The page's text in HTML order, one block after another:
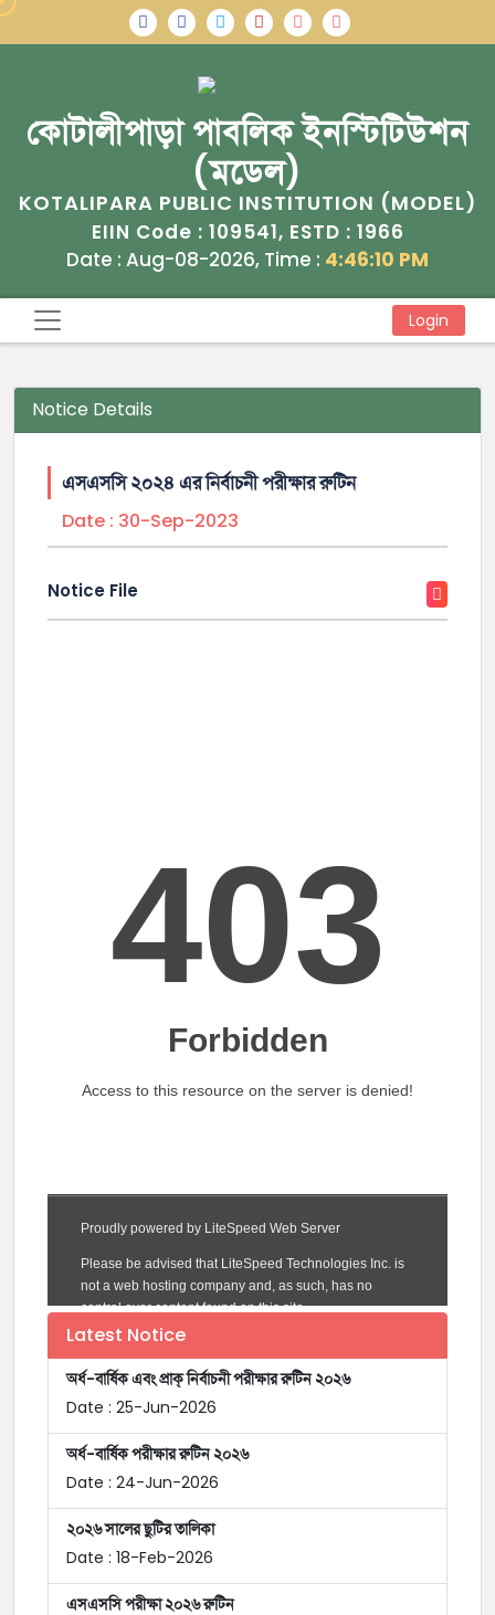
কোটালীপাড়া পাবলিক ইনস্টিটিউশন
(মডেল)
KOTALIPARA PUBLIC INSTITUTION (MODEL)
EIIN Code : 109541, ESTD : 1966
Date : Aug-08-2026, Time : 4:46:10 PM
Login
Notice Details
এসএসসি ২০২৪ এর নির্বাচনী পরীক্ষার রুটিন
Date : 30-Sep-2023
Notice File
Latest Notice
অর্ধ-বার্ষিক এবং প্রাক্ নির্বাচনী পরীক্ষার রুটিন ২০২৬
Date : 25-Jun-2026
অর্ধ-বার্ষিক পরীক্ষার রুটিন ২০২৬
Date : 24-Jun-2026
২০২৬ সালের ছুটির তালিকা
Date : 18-Feb-2026
এসএসসি পরীক্ষা ২০২৬ রুটিন